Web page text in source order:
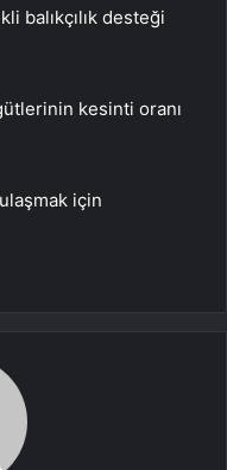
balıkçılık desteği
kesinti oranı
için